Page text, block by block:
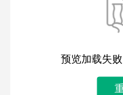
预览加载失